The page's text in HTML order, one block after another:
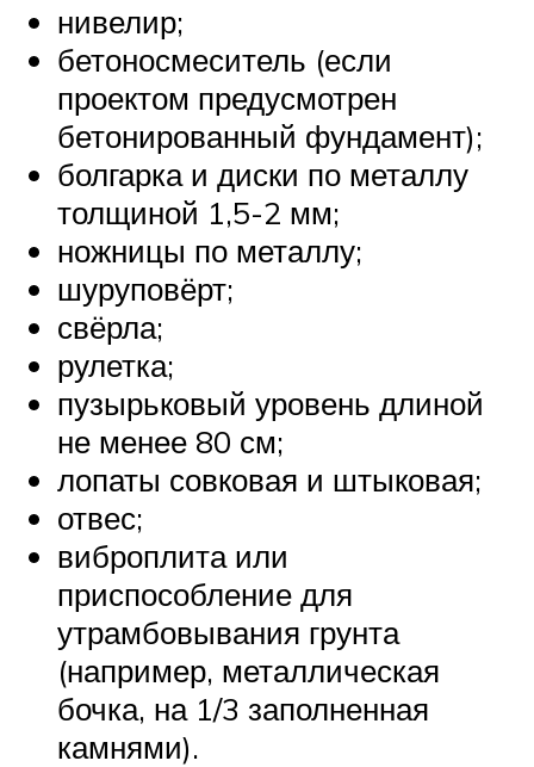
нивелир;
бетоносмеситель (если
проектом предусмотрен
бетонированный фундамент);
болгарка и диски по металлу
толщиной 1,5-2 мм;
ножницы по металлу;
шуруповёрт;
свёрла;
рулетка;
пузырьковый уровень длиной
не менее 80 см;
лопаты совковая и штыковая;
отвес;
виброплита или
приспособление для
утрамбовывания грунта
(например, металлическая
бочка, на 1/3 заполненная
камнями).